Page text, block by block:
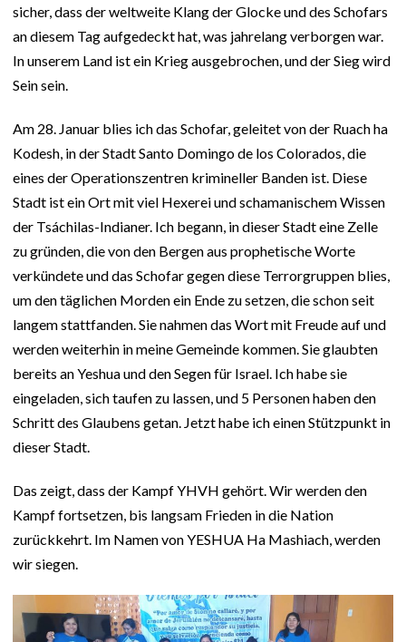
sicher, dass der weltweite Klang der Glocke und des Schofars
an diesem Tag aufgedeckt hat, was jahrelang verborgen war.
In unserem Land ist ein Krieg ausgebrochen, und der Sieg wird
Sein sein.
Am 28. Januar blies ich das Schofar, geleitet von der Ruach ha
Kodesh, in der Stadt Santo Domingo de los Colorados, die
eines der Operationszentren krimineller Banden ist. Diese
Stadt ist ein Ort mit viel Hexerei und schamanischem Wissen
der Tsáchilas-Indianer. Ich begann, in dieser Stadt eine Zelle
zu gründen, die von den Bergen aus prophetische Worte
verkündete und das Schofar gegen diese Terrorgruppen blies,
um den täglichen Morden ein Ende zu setzen, die schon seit
langem stattfanden. Sie nahmen das Wort mit Freude auf und
werden weiterhin in meine Gemeinde kommen. Sie glaubten
bereits an Yeshua und den Segen für Israel. Ich habe sie
eingeladen, sich taufen zu lassen, und 5 Personen haben den
Schritt des Glaubens getan. Jetzt habe ich einen Stützpunkt in
dieser Stadt.
Das zeigt, dass der Kampf YHVH gehört. Wir werden den
Kampf fortsetzen, bis langsam Frieden in die Nation
zurückkehrt. Im Namen von YESHUA Ha Mashiach, werden
wir siegen.